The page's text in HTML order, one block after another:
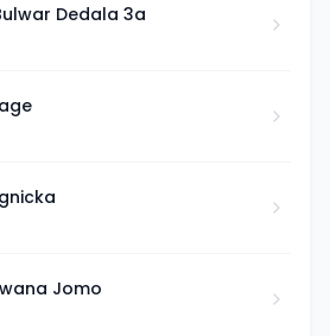
Dedala 3a
Jomo